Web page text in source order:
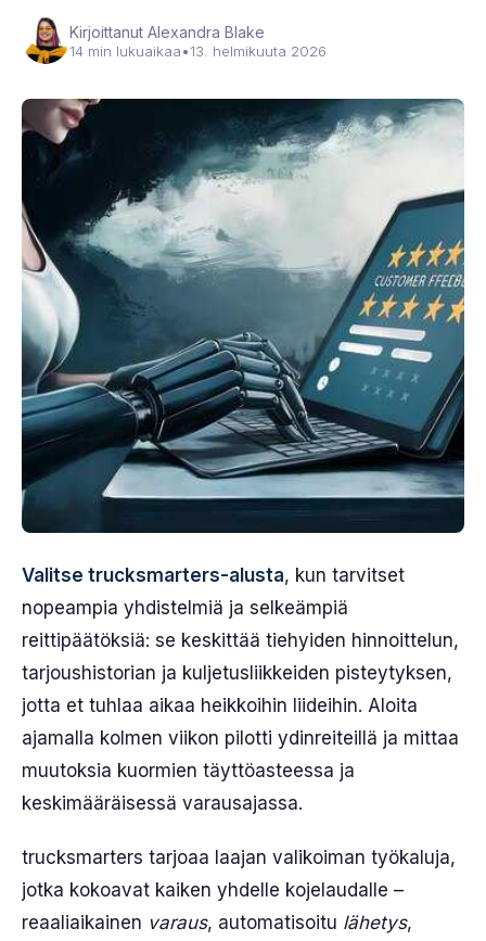
Kirjoittanut Alexandra Blake
14 min lukuaikaa•13. helmikuuta 2026
Valitse trucksmarters-alusta, kun tarvitset
nopeampia yhdistelmiä ja selkeämpiä
reittipäätöksiä: se keskittää tiehyiden hinnoittelun,
tarjoushistorian ja kuljetusliikkeiden pisteytyksen,
jotta et tuhlaa aikaa heikkoihin liideihin. Aloita
ajamalla kolmen viikon pilotti ydinreiteillä ja mittaa
muutoksia kuormien täyttöasteessa ja
keskimääräisessä varausajassa.
trucksmarters tarjoaa laajan valikoiman työkaluja,
jotka kokoavat kaiken yhdelle kojelaudalle –
reaaliaikainen varaus, automatisoitu lähetys,